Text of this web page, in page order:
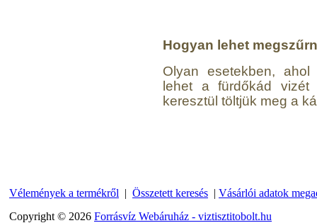
Hogyan lehet
Olyan esetekben,
lehet a fürdőkád vizét
keresztül töltjük meg a
Vélemények a termékről | Összetett keresés | Vásárlói adatok
Copyright © 2026 Forrásvíz Webáruház - viztisztitobolt.hu